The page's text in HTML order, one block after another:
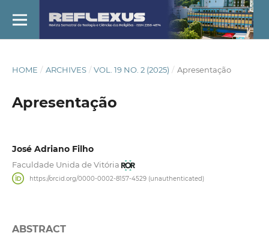
HOME / ARCHIVES / VOL. 19 NO. 2 (2025) / Apresentação
Apresentação
José Adriano Filho
Faculdade Unida de Vitória
https://orcid.org/0000-0002-8157-4529 (unauthenticated)
ABSTRACT